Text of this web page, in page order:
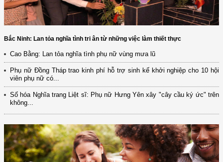
Bắc Ninh: Lan tỏa nghĩa tình tri ân từ những việc làm thiết thực
Cao Bằng: Lan tỏa nghĩa tình phụ nữ vùng mưa lũ
Phụ nữ Đồng Tháp trao kinh phí hỗ trợ sinh kế khởi nghiệp cho 10 hội
viên phụ nữ có...
Số hóa Nghĩa trang Liệt sĩ: Phụ nữ Hưng Yên xây "cây cầu ký ức" trên
không...